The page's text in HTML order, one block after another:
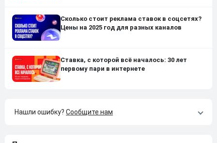
Сколько стоит реклама ставок в соцсетях?
Цены на 2025 год для разных каналов
Ставка, с которой всё началось: 30 лет
первому пари в интернете
Нашли ошибку? Сообщите нам